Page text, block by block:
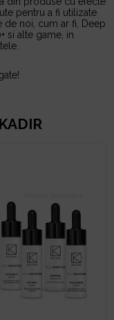
pentru a fi utilizate
noi, cum ar fi, Deep
si alte game, in